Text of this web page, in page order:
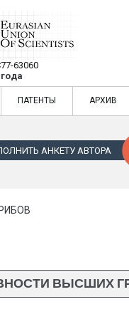
—
63060
статей в
ПАТЕНТЫ АРХИВ
АНКЕТУ АВТОРА
ВЫСШИХ